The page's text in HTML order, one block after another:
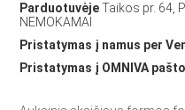
ParduotuvėjeTaikos pr. 64,
NEMOKAMAI
Pristatymas į namus per
Pristatymas į OMNIVA